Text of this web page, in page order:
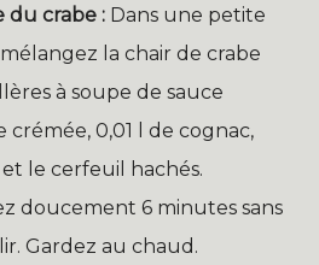
du crabe : Dans une petite
la chair de crabe
à soupe de sauce
crémée, 0,01 l de cognac,
et le cerfeuil hachés.
doucement 6 minutes sans
Gardez au chaud.